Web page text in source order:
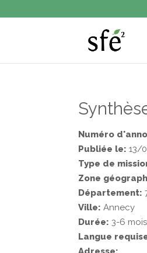
Numéro
Publiée le: 13/
Type de
Zone
Département:
Ville: Annecy
Durée: 3-6 mois
Langue